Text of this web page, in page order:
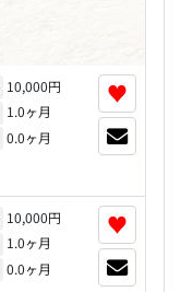
10,000円
1.0ヶ月
0.0ヶ月
♥
10,000円
1.0ヶ月
0.0ヶ月
♥